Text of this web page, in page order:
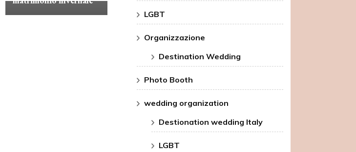
LGBT
Organizzazione
Destination Wedding
Photo Booth
wedding organization
Destionation wedding Italy
LGBT